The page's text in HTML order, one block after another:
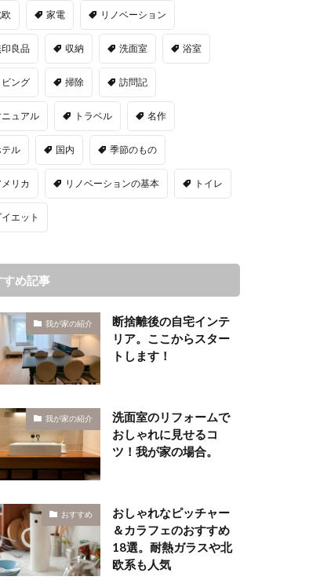
家電 リノベーション
良品 収納 洗面室 浴室
ビング 掃除 訪問記
ニュアル トラベル 名作
ル 国内 季節のもの
リカ リノベーションの基本 トイレ
エット
すめ記事
我が家の紹介
断捨離後の自宅インテ
リア。ここからスター
トします！
我が家の紹介
洗面室のリフォームで
おしゃれに見せるコ
ツ！我が家の場合。
おすすめ
おしゃれなピッチャー
＆カラフェのおすすめ
18選。耐熱ガラスや北
欧系も人気